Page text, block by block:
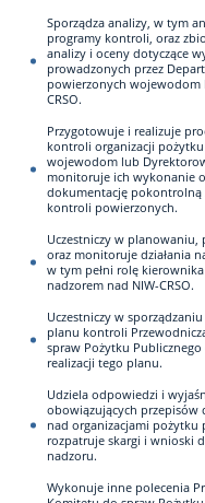
Sporządza analizy, w tym
programy kontroli, oraz
analizy i oceny dotyczące
prowadzonych przez
powierzonych wojewodom
CRSO.
Przygotowuje i realizuje
kontroli organizacji
wojewodom lub
monitoruje ich wykonanie
dokumentację pokontrolną
kontroli powierzonych.
Uczestniczy w planowaniu,
oraz monitoruje działania
w tym pełni rolę
nadzorem nad NIW-CRSO.
Uczestniczy w
planu kontroli
spraw Pożytku
realizacji tego planu.
Udziela odpowiedzi i
obowiązujących przepisów
nad organizacjami pożytku
rozpatruje skargi i wnioski
nadzoru.
Wykonuje inne polecenia